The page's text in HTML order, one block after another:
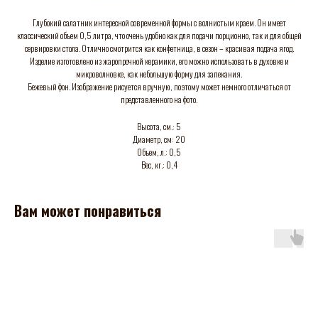
Глубокий салатник интересной современной формы с волнистым краем. Он имеет
классический объем 0,5 литра, что очень удобно как для подачи порционно, так и для общей
сервировки стола. Отлично смотрится как конфетница, в сезон – красивая подача ягод.
Изделие изготовлено из жаропрочной керамики, его можно использовать в духовке и
микроволновке, как небольшую форму для запекания.
Бежевый фон. Изображение рисуется вручную, поэтому может немного отличаться от
представленного на фото.
Высота, см.: 5
Диаметр, см: 20
Объем, л.: 0,5
Вес, кг.: 0,4
Вам может понравиться